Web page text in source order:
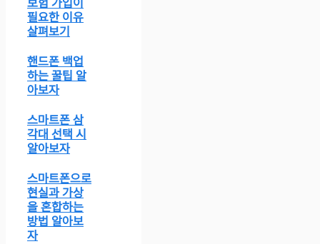
보험 가입이
필요한 이유
살펴보기
핸드폰 백업
하는 꿀팁 알
아보자
스마트폰 삼
각대 선택 시
알아보자
스마트폰으로
현실과 가상
을 혼합하는
방법 알아보
자